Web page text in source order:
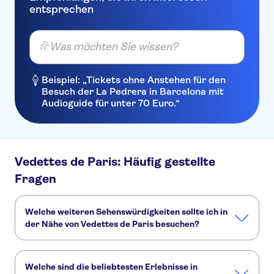
entsprechen
Was möchten Sie wissen?
Beispiel: „Tickets ohne Anstehen für den
Besuch der La Pedrera in Barcelona mit
Audioguide für unter 70 Euro.“
Vedettes de Paris: Häufig gestellte
Fragen
Welche weiteren Sehenswürdigkeiten sollte ich in
der Nähe von Vedettes de Paris besuchen?
Welche sind die beliebtesten Erlebnisse in